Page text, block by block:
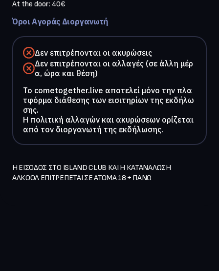
Όροι Αγοράς Διοργανωτή
Δεν επιτρέπονται οι ακυρώσεις
Δεν επιτρέπονται οι αλλαγές (σε άλλη μέρ
α, ώρα και θέση)
To cometogether.live αποτελεί μόνο την πλα
τφόρμα διάθεσης των εισιτηρίων της εκδήλω
σης.
Η πολιτική αλλαγών και ακυρώσεων ορίζεται
από τον διοργανωτή της εκδήλωσης.
Η ΕΙΣΟΔΟΣ ΣΤΟ ISLAND CLUB ΚΑΙ Η ΚΑΤΑΝΑΛΩΣΗ
ΑΛΚΟΟΛ ΕΠΙΤΡΕΠΕΤΑΙ ΣΕ ΑΤΟΜΑ 18 + ΠΑΝΩ